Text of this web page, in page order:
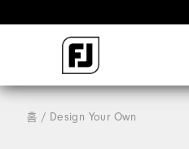
홈 Design Your Own